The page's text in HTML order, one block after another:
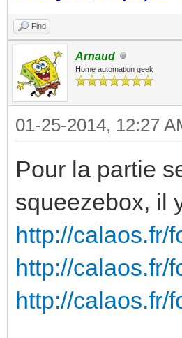
Find
Arnaud
Home automation geek
01-25-2014, 12:27
Pour la partie
squeezebox, il
http://calaos.fr/
http://calaos.fr/
http://calaos.fr/